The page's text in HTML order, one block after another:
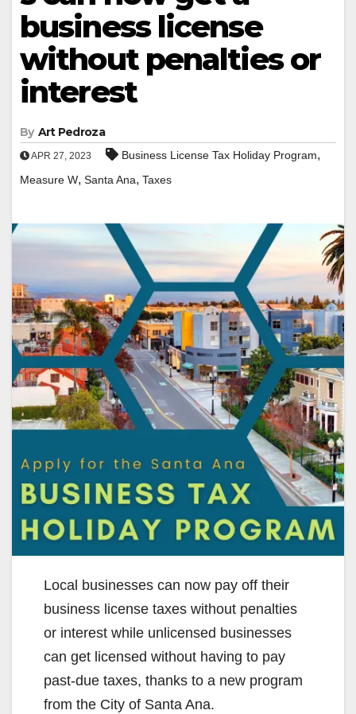
business license
without penalties or
interest
By Art Pedroza
APR 27, 2023 Business License Tax Holiday Program,
Measure W, Santa Ana, Taxes
Local businesses can now pay off their
business license taxes without penalties
or interest while unlicensed businesses
can get licensed without having to pay
past-due taxes, thanks to a new program
from the City of Santa Ana.